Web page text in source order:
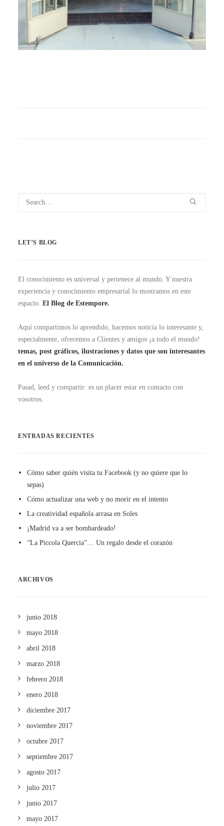
LET’S BLOG
El conocimiento es universal y pertenece al mundo. Y nuestra
experiencia y conocimiento empresarial lo mostramos en este
espacio. El Blog de Estempore.
Aquí compartimos lo aprendido, hacemos noticia lo interesante y,
especialmente, ofrecemos a Clientes y amigos ¡a todo el mundo!
temas, post gráficos, ilustraciones y datos que son interesantes
en el universo de la Comunicación.
Pasad, leed y compartir: es un placer estar en contacto con
vosotros.
ENTRADAS RECIENTES
Cómo saber quién visita tu Facebook (y no quiere que lo
sepas)
Cómo actualizar una web y no morir en el intento
La creatividad española arrasa en Soles
¡Madrid va a ser bombardeado!
“La Piccola Quercia”… Un regalo desde el corazón
ARCHIVOS
junio 2018
mayo 2018
abril 2018
marzo 2018
febrero 2018
enero 2018
diciembre 2017
noviembre 2017
octubre 2017
septiembre 2017
agosto 2017
julio 2017
junio 2017
mayo 2017